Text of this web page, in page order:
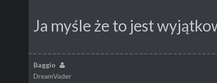
Ja myśle że to jest
Baggio
DreamVader